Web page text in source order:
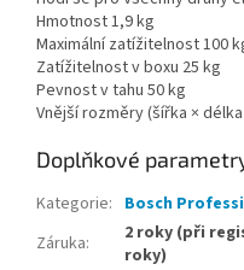
Hmotnost 1,9 kg
Maximální zatížitelnost 100
Zatížitelnost v boxu 25 kg
Pevnost v tahu 50 kg
Vnější rozměry (šířka ×
Doplňkové
Kategorie: Bosch
Záruka:
2 roky (při
roky)